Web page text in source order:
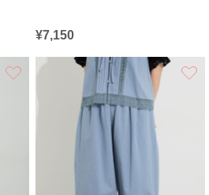
¥7,150
お気に入り